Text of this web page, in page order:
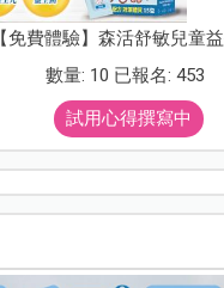
【免費體驗】森活舒敏兒童
數量: 10 已報名: 453
試用心得撰寫中